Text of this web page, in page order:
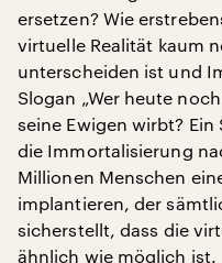
ersetzen? Wie
virtuelle Realität kaum
unterscheiden ist und
Slogan „Wer heute
seine Ewigen wirbt?
die Immortalisierung
Millionen Menschen
implantieren, der
sicherstellt, dass die
ähnlich wie möglich ist.